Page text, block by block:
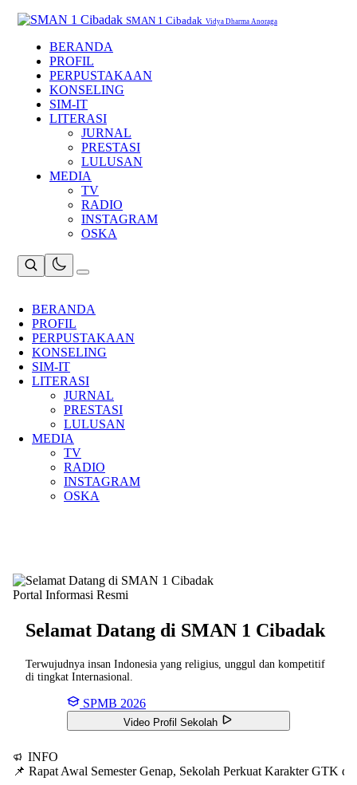
SMAN 1 Cibadak Vidya Dharma Anoraga
BERANDA
PROFIL
PERPUSTAKAAN
KONSELING
SIM-IT
LITERASI
JURNAL
PRESTASI
LULUSAN
MEDIA
TV
RADIO
INSTAGRAM
OSKA
BERANDA
PROFIL
PERPUSTAKAAN
KONSELING
SIM-IT
LITERASI
JURNAL
PRESTASI
LULUSAN
MEDIA
TV
RADIO
INSTAGRAM
OSKA
Portal Informasi Resmi
Selamat Datang di SMAN 1 Cibadak
Terwujudnya insan Indonesia yang religius, unggul dan kompetitif
di tingkat Internasional.
SPMB 2026
Video Profil Sekolah
INFO
📌 Rapat Awal Semester Genap, Sekolah Perkuat Karakter GTK